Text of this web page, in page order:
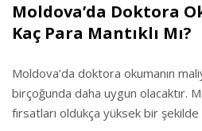
Moldova’da Doktora
Kaç Para Mantıklı Mı?
Moldova’da doktora okumanın
birçoğunda daha uygun olacaktır.
fırsatları oldukça yüksek bir şekilde